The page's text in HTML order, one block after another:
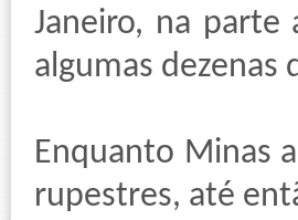
Janeiro, na parte
algumas dezenas
Enquanto Minas
rupestres, até